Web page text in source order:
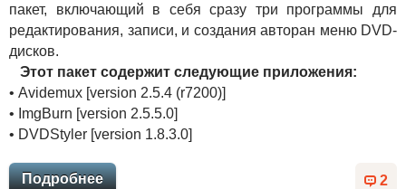
пакет, включающий в себя сразу три программы для
редактирования, записи, и создания авторан меню DVD-
дисков.
Этот пакет содержит следующие приложения:
• Avidemux [version 2.5.4 (r7200)]
• ImgBurn [version 2.5.5.0]
• DVDStyler [version 1.8.3.0]
2
Подробнее